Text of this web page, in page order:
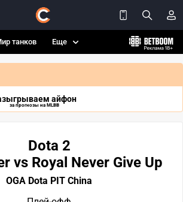
танков Еще
айфон
за прогнозы на MLBB
Dota 2
vs Royal Never Give Up
OGA Dota PIT China